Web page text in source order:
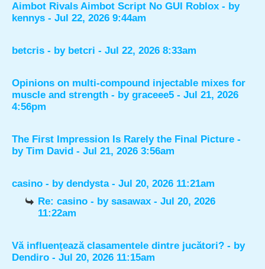
Aimbot Rivals Aimbot Script No GUI Roblox - by
kennys - Jul 22, 2026 9:44am
betcris - by betcri - Jul 22, 2026 8:33am
Opinions on multi-compound injectable mixes for
muscle and strength - by graceee5 - Jul 21, 2026
4:56pm
The First Impression Is Rarely the Final Picture -
by Tim David - Jul 21, 2026 3:56am
casino - by dendysta- Jul 20, 2026 11:21am
Re: casino - bysasawax - Jul 20, 2026
11:22am
Vă influențează clasamentele dintre jucători? - by
Dendiro - Jul 20, 2026 11:15am